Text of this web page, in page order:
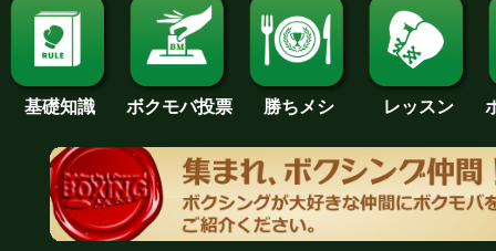
基礎知識 ボクモバ投票 勝ちメシ レッスン